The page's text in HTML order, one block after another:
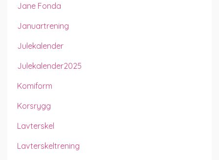
Jane Fonda
Januartrening
Julekalender
Julekalender2025
Komiform
Korsrygg
Lavterskel
Lavterskeltrening